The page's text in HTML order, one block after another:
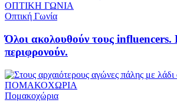
ΟΠΤΙΚΗ ΓΩΝΙΑ
Οπτική Γωνία
Όλοι ακολουθούν τους influencers.
περιφρονούν.
ΠΟΜΑΚΟΧΩΡΙΑ
Πομακοχώρια